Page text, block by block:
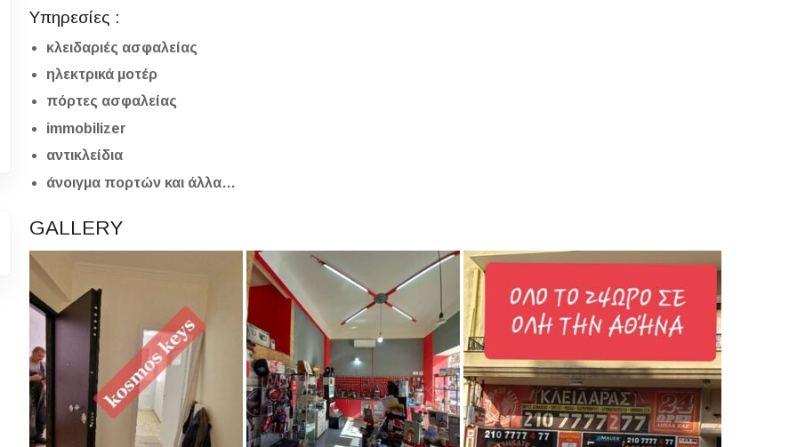
Υπηρεσίες :
κλειδαριές ασφαλείας
ηλεκτρικά μοτέρ
πόρτες ασφαλείας
immobilizer
αντικλείδια
άνοιγμα πορτών και άλλα…
GALLERY